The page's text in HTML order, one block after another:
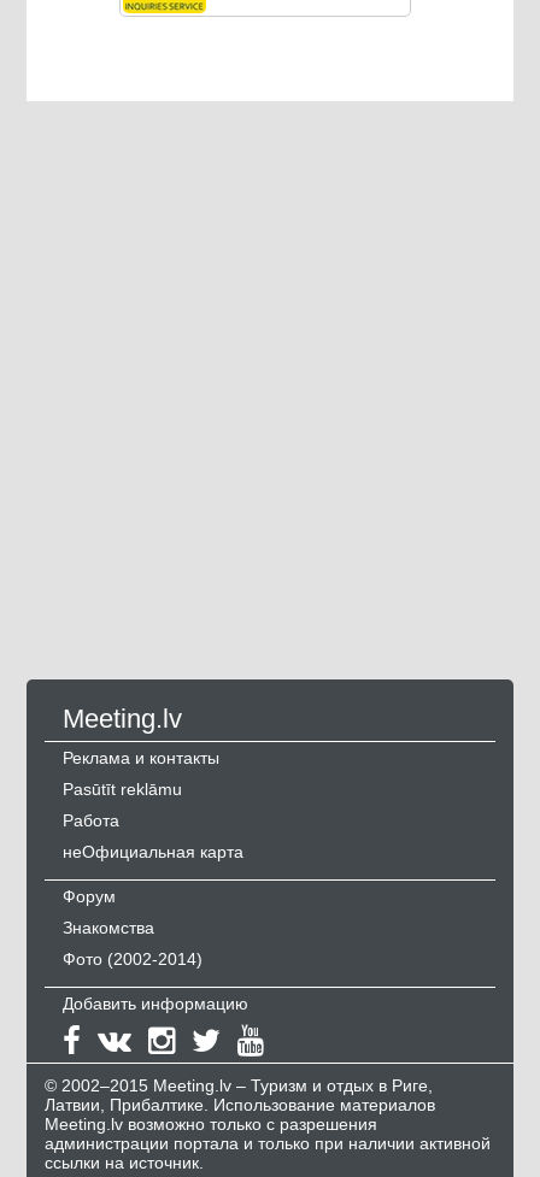
Meeting.lv
Реклама и контакты
Pasūtīt reklāmu
Работа
неОфициальная карта
Форум
Знакомства
Фото (2002-2014)
Добавить информацию
© 2002–2015 Meeting.lv – Туризм и отдых в Риге,
Латвии, Прибалтике. Использование материалов
Meeting.lv возможно только с разрешения
администрации портала и только при наличии активной
ссылки на источник.